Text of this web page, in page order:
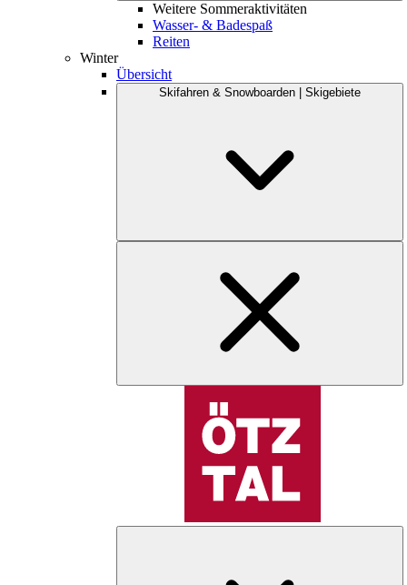
Weitere Sommeraktivitäten
Wasser- & Badespaß
Reiten
Winter
Übersicht
Skifahren & Snowboarden | Skigebiete